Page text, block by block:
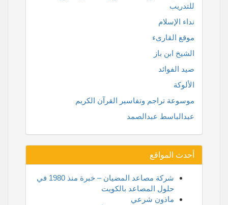
للتدريب
نداء الإسلام
موقع القارىء
الشيخ ابن باز
صيد الفوائد
الألوكة
موسوعة تراجم وتفاسير القرآن الكريم
عبدالباسط عبدالصمد
أحدث المواقع
شركة مصاعد المضيان – خبرة منذ 1980 في
حلول المصاعد بالكويت
ماذون شرعي